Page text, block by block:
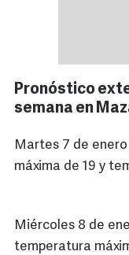
Pronóstico
semana en
Martes 7 de
máxima de 19 y
Miércoles 8 de
temperatura